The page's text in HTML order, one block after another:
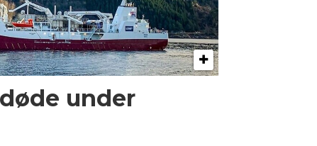
under